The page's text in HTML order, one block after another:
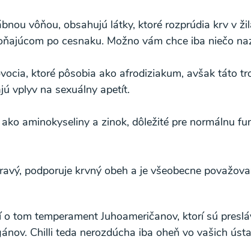
vôňou, obsahujú látky, ktoré rozprúdia krv v
po cesnaku. Možno vám chce iba niečo
ktoré pôsobia ako afrodiziakum, avšak táto
vplyv na sexuálny apetít.
aminokyseliny a zinok, dôležité pre normálnu
podporuje krvný obeh a je všeobecne
tom temperament Juhoameričanov, ktorí sú
Chilli teda nerozdúcha iba oheň vo vašich
osobných údajov pre účely zasielania newsletteru